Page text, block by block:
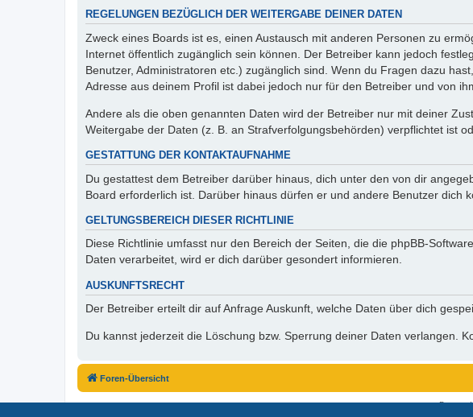
REGELUNGEN BEZÜGLICH DER WEITERGABE DEINER DATEN
Zweck eines Boards ist es, einen Austausch mit anderen Personen zu
Internet öffentlich zugänglich sein können. Der Betreiber kann jedoch
Benutzer, Administratoren etc.) zugänglich sind. Wenn du Fragen dazu
Adresse aus deinem Profil ist dabei jedoch nur für den Betreiber und von
Andere als die oben genannten Daten wird der Betreiber nur mit deiner
Weitergabe der Daten (z. B. an Strafverfolgungsbehörden) verpflichtet ist
GESTATTUNG DER KONTAKTAUFNAHME
Du gestattest dem Betreiber darüber hinaus, dich unter den von dir
Board erforderlich ist. Darüber hinaus dürfen er und andere Benutzer dich
GELTUNGSBEREICH DIESER RICHTLINIE
Diese Richtlinie umfasst nur den Bereich der Seiten, die die phpBB-
Daten verarbeitet, wird er dich darüber gesondert informieren.
AUSKUNFTSRECHT
Der Betreiber erteilt dir auf Anfrage Auskunft, welche Daten über dich
Du kannst jederzeit die Löschung bzw. Sperrung deiner Daten verlangen.
Foren-Übersicht